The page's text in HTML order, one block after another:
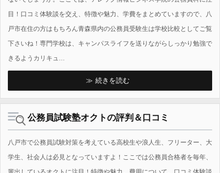
目！口コミ体験談を交え、特徴や魅力、学費をまとめていますので、八
戸市在住の方はもちろん青森県内の公務員受験生は学校比較としてご覧
下さいね！専門学校は、キャンパスライフを送りながらしっかり勉強で
きるようカリキュ...
続きを読む
公務員試験塾オクトの評判＆口コミ
八戸市で公務員試験対策を考えている高校生や浪人生、フリーター、大
学生、社会人は必見となっていますよ！ここでは公務員合格者を毎年、